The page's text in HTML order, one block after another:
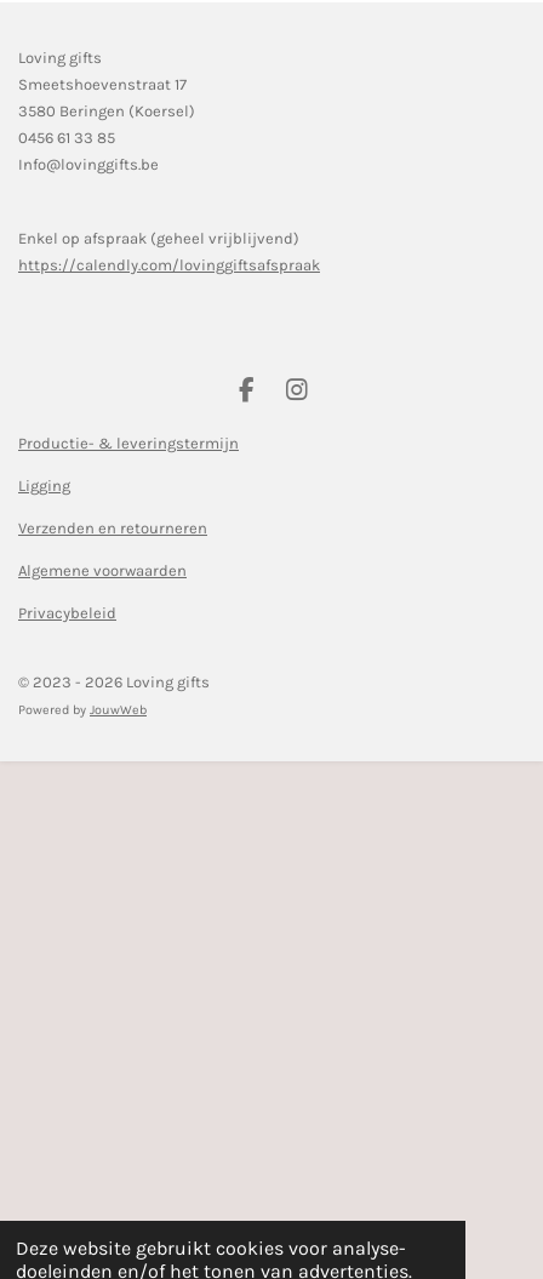
Deze website gebruikt cookies voor analyse-
doeleinden en/of het tonen van advertenties.
Loving gifts
Smeetshoevenstraat 17
3580 Beringen (Koersel)
0456 61 33 85
Info@lovinggifts.be
Enkel op afspraak (geheel vrijblijvend)
https://calendly.com/lovinggiftsafspraak
F
I
Productie- & leveringstermijn
Ligging
Verzenden en retourneren
Algemene voorwaarden
Privacybeleid
© 2023 - 2026 Loving gifts
Powered by JouwWeb